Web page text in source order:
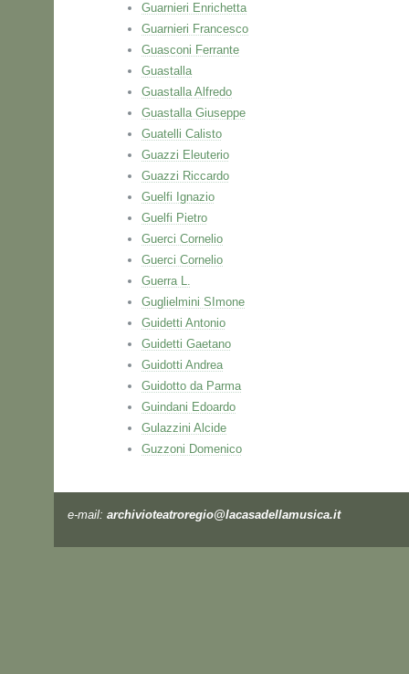
Guarnieri Enrichetta
Guarnieri Francesco
Guasconi Ferrante
Guastalla
Guastalla Alfredo
Guastalla Giuseppe
Guatelli Calisto
Guazzi Eleuterio
Guazzi Riccardo
Guelfi Ignazio
Guelfi Pietro
Guerci Cornelio
Guerci Cornelio
Guerra L.
Guglielmini SImone
Guidetti Antonio
Guidetti Gaetano
Guidotti Andrea
Guidotto da Parma
Guindani Edoardo
Gulazzini Alcide
Guzzoni Domenico
e-mail: archivioteatroregio@lacasadellamusica.it